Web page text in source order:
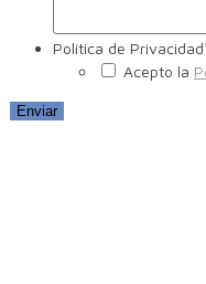
Política de Privacidad
Acepto la